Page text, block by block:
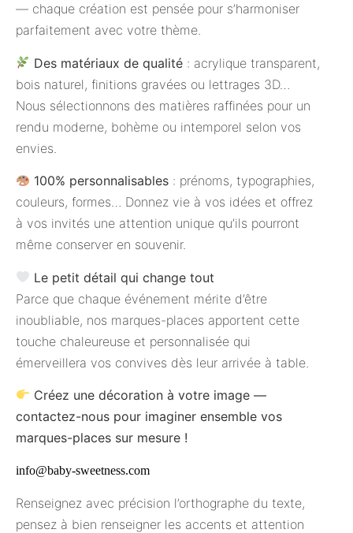
— chaque création est pensée pour s’harmoniser
parfaitement avec votre thème.
Des matériaux de qualité : acrylique transparent,
bois naturel, finitions gravées ou lettrages 3D…
Nous sélectionnons des matières raffinées pour un
rendu moderne, bohème ou intemporel selon vos
envies.
100% personnalisables : prénoms, typographies,
couleurs, formes… Donnez vie à vos idées et offrez
à vos invités une attention unique qu’ils pourront
même conserver en souvenir.
Le petit détail qui change tout
Parce que chaque événement mérite d’être
inoubliable, nos marques-places apportent cette
touche chaleureuse et personnalisée qui
émerveillera vos convives dès leur arrivée à table.
Créez une décoration à votre image —
contactez-nous pour imaginer ensemble vos
marques-places sur mesure !
info@baby-sweetness.com
Renseignez avec précision l’orthographe du texte,
pensez à bien renseigner les accents et attention